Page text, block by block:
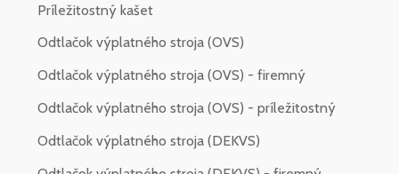
Príležitostný kašet
Odtlačok výplatného stroja (OVS)
Odtlačok výplatného stroja (OVS) - firemný
Odtlačok výplatného stroja (OVS) - príležitostný
Odtlačok výplatného stroja (DEKVS)